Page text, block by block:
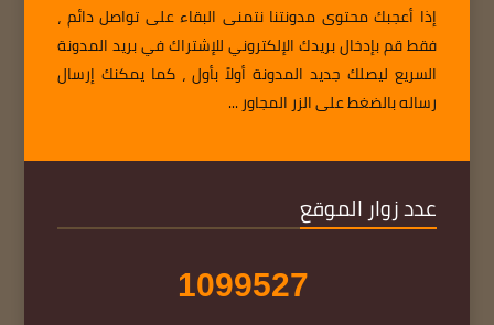
إذا أعجبك محتوى مدونتنا نتمنى البقاء على تواصل دائم ،
فقط قم بإدخال بريدك الإلكتروني للإشتراك في بريد المدونة
السريع ليصلك جديد المدونة أولاً بأول ، كما يمكنك إرسال
رساله بالضغط على الزر المجاور ...
عدد زوار الموقع
1099527